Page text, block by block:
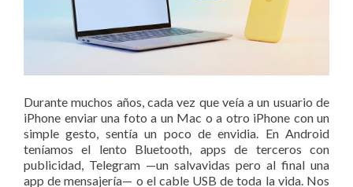
Durante muchos años, cada vez que veía a un usuario de
iPhone enviar una foto a un Mac o a otro iPhone con un
simple gesto, sentía un poco de envidia. En Android
teníamos el lento Bluetooth, apps de terceros con
publicidad, Telegram —un salvavidas pero al final una
app de mensajería— o el cable USB de toda la vida. Nos